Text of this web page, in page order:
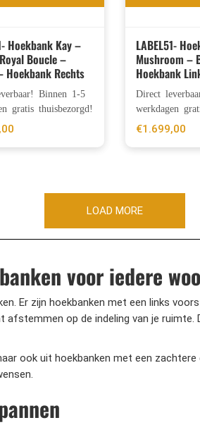
Hoekbank Kay –
Boucle –
Hoekbank Rechts
Binnen 1-5
gratis thuisbezorgd!
LABEL51-
Mushroom –
Hoekbank
Direct
werkdagen
€1.699,00
LOAD MORE
voor iedere
Er zijn hoekbanken met een links
op de indeling van je ruimte.
ook uit hoekbanken met een